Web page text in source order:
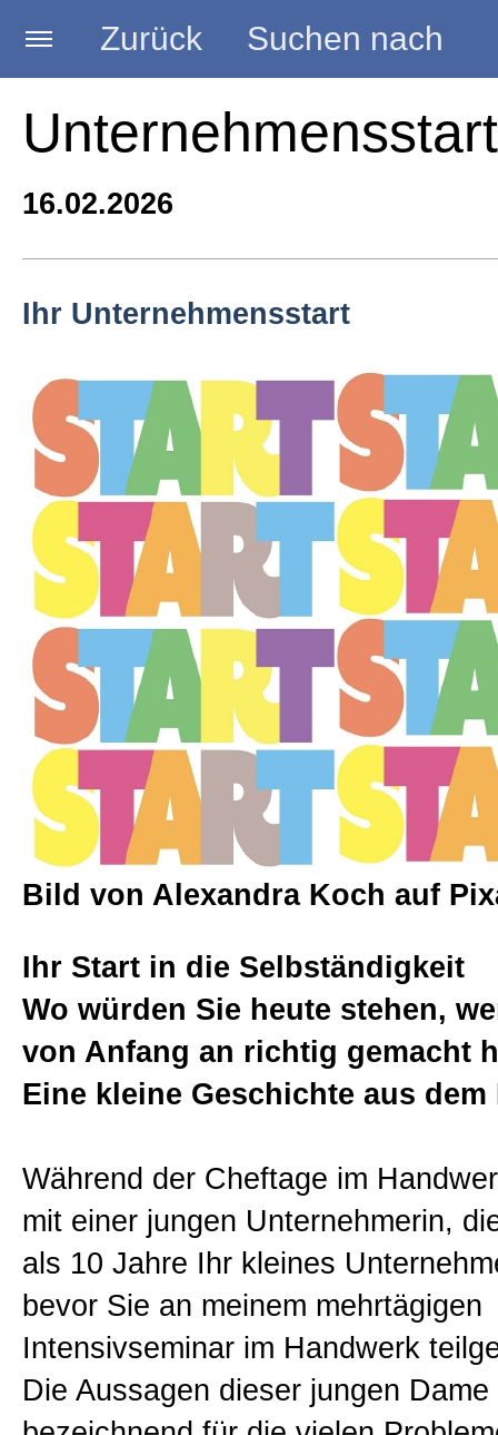
Zurück Suchen nach
Startseite
BLOG HANDWERK
Seminare
Vorträge
Beratungen
Bücher
Presse-Lounge
Kontakt
Newsletter
Allgemein
Sitemap
Unternehmensstart
16.02.2026
Ihr Unternehmensstart
Bild von Alexandra Koch auf
Ihr Start in die Selbständigkeit
Wo würden Sie heute stehen,
von Anfang an richtig gemacht
Eine kleine Geschichte aus
Während der Cheftage im
mit einer jungen Unternehmerin,
als 10 Jahre Ihr kleines
bevor Sie an meinem mehrtägigen
Intensivseminar im Handwerk
Die Aussagen dieser jungen Dame